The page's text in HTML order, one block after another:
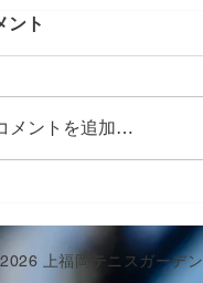
ント
メントを追加…
上福岡テニスガーデ